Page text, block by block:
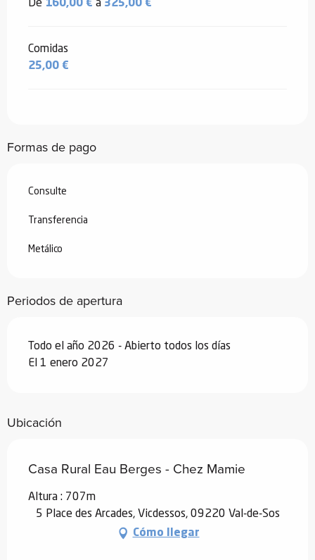
De 160,00 € a 325,00 €
Comidas
25,00 €
Formas de pago
Consulte
Transferencia
Metálico
Periodos de apertura
Todo el año 2026 - Abierto todos los días
El 1 enero 2027
Ubicación
Casa Rural Eau Berges - Chez Mamie
Altura : 707m
5 Place des Arcades, Vicdessos, 09220 Val-de-Sos
Cómo llegar